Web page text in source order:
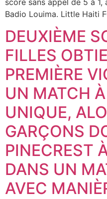
score sans appel de 5 à
Badio Louima. Little Haiti
DEUXIÈME
FILLES
PREMIÈRE
UN MATCH
UNIQUE,
GARÇONS
PINECREST
DANS UN
AVEC